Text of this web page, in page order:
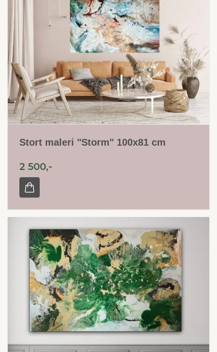
Stort maleri "Storm" 100x81 cm
2 500,-